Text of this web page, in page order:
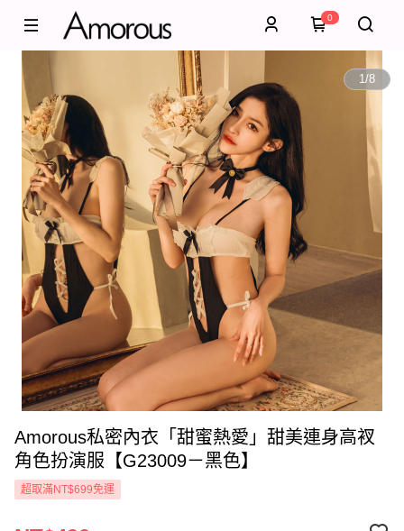
0
1/8
Amorous私密內衣「甜蜜熱愛」甜美連身高衩
角色扮演服【G23009－黑色】
超取滿NT$699免運